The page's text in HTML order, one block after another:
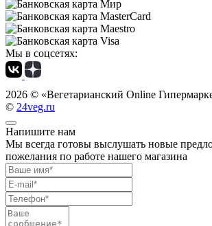
Мы в соцсетях:
2026 © «Вегетарианский Online
© 24veg.ru
Напишите нам
Мы всегда готовы выслушать новые
пожелания по работе нашего магазина